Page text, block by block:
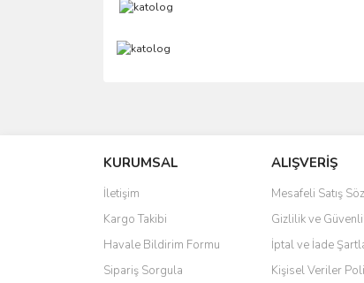
Ürün resmi kalitesiz, bozuk veya
Ürün açıklamasında eksik bilgiler
Ürün bilgilerinde hatalar bulunuyor.
Ürün fiyatı diğer sitelerden daha pahalı.
Bu ürüne benzer farklı alternatifler olmalı.
KURUMSAL
İletişim
Kargo Takibi
Havale Bildirim Formu
Sipariş Sorgula
ALIŞVERİŞ
Mesafeli Satış
Gizlilik ve
İptal ve İade
Kişisel Veriler